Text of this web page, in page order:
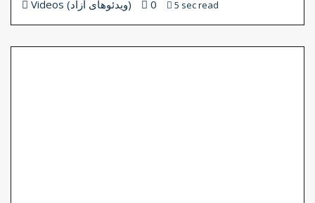
Videos (ویدئوهای آزاد) 0 5 sec read